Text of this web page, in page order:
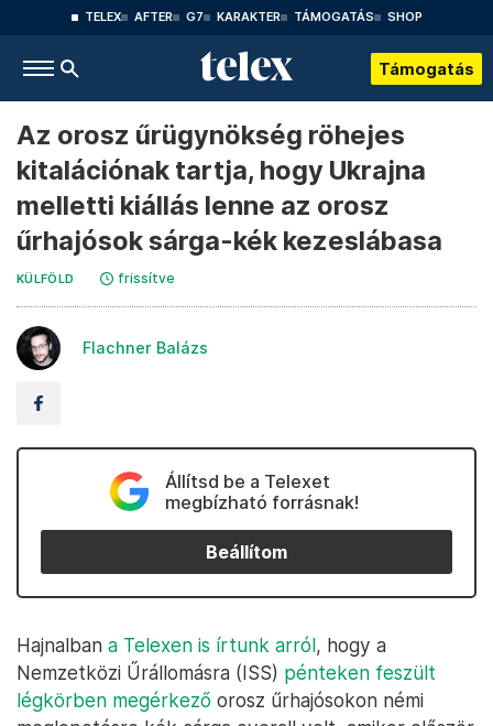
TELEX AFTER G7 KARAKTER TÁMOGATÁS SHOP
Támogatás
Az orosz űrügynökség röhejes
kitalációnak tartja, hogy Ukrajna
melletti kiállás lenne az orosz
űrhajósok sárga-kék kezeslábasa
KÜLFÖLD frissítve
Flachner Balázs
Állítsd be a Telexet
megbízható forrásnak!
Beállítom
Hajnalban a Telexen is írtunk arról, hogy a
Nemzetközi Űrállomásra (ISS) pénteken feszült
légkörben megérkező orosz űrhajósokon némi